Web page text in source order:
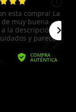
ORIENT 60CM
à 6 semaines
319,00 €